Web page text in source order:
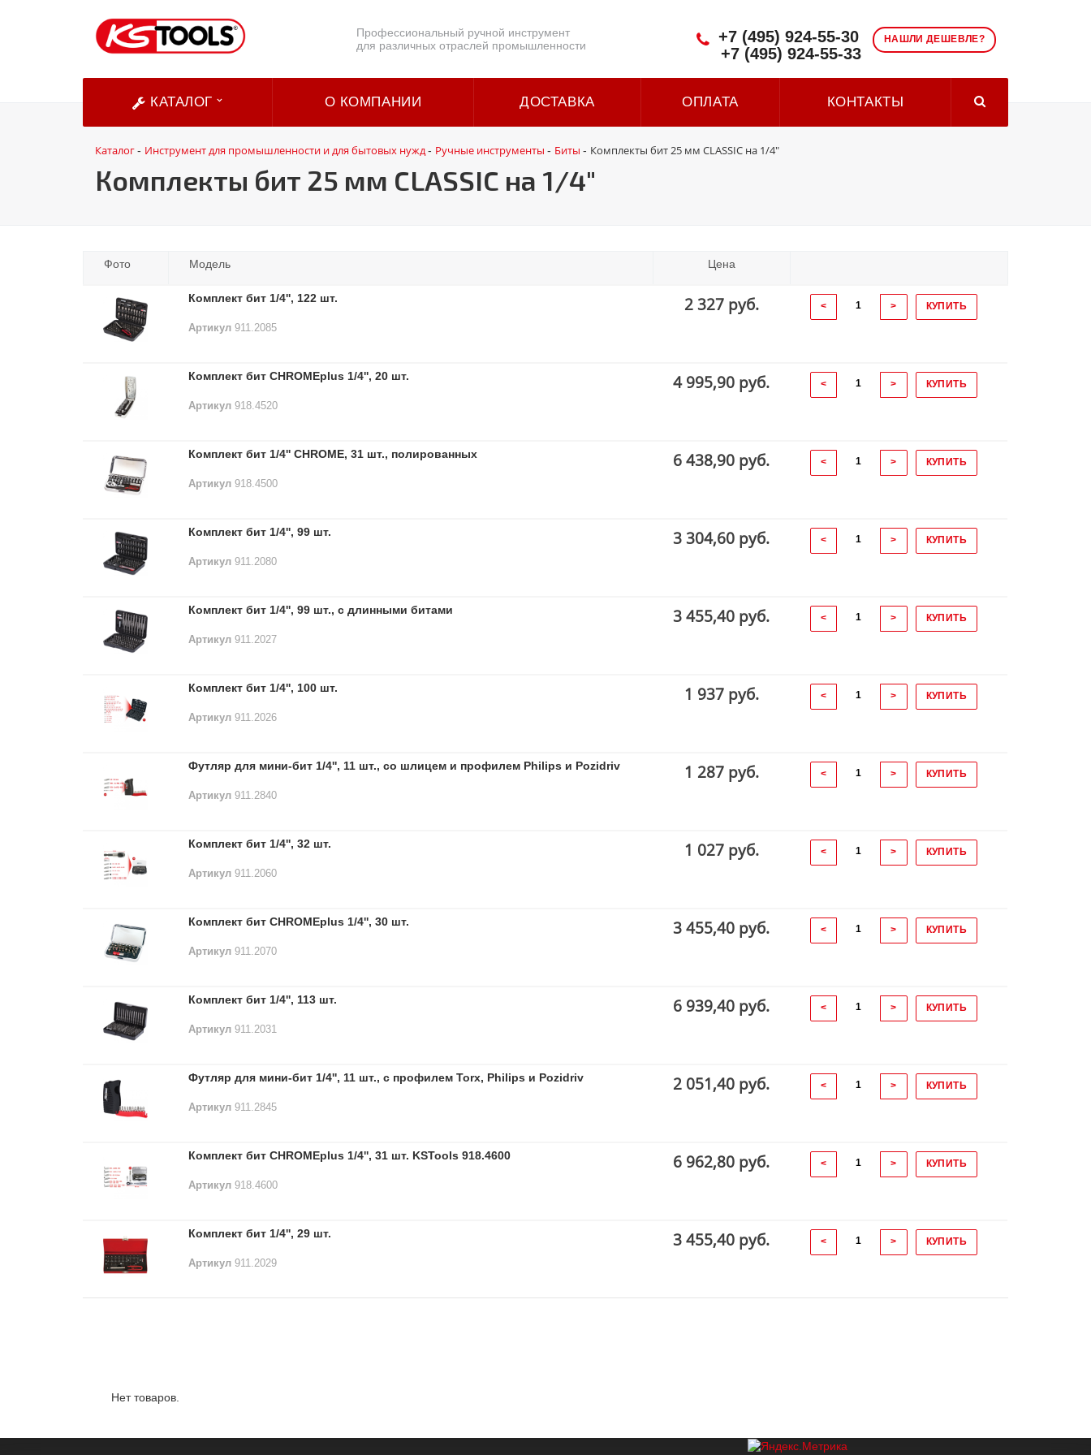
Профессиональный ручной инструмент
для различных отраслей промышленности
НАШЛИ ДЕШЕВЛЕ?
+7 (495) 924-55-30
+7 (495) 924-55-33
КАТАЛОГ О КОМПАНИИ ДОСТАВКА ОПЛАТА КОНТАКТЫ
Каталог- Инструмент для промышленности и для бытовых нужд- Ручные инструменты - Биты - Комплекты бит 25 мм CLASSIC на 1/4"
Комплекты бит 25 мм CLASSIC на 1/4"
Фото Модель Цена
Комплект бит 1/4'', 122 шт.
Артикул 911.2085
2 327 руб. < > КУПИТЬ
Комплект бит CHROMEplus 1/4'', 20 шт.
Артикул 918.4520
4 995,90 руб. < > КУПИТЬ
Комплект бит 1/4'' CHROME, 31 шт., полированных
Артикул 918.4500
6 438,90 руб. < > КУПИТЬ
Комплект бит 1/4'', 99 шт.
Артикул 911.2080
3 304,60 руб. < > КУПИТЬ
Комплект бит 1/4'', 99 шт., с длинными битами
Артикул 911.2027
3 455,40 руб. < > КУПИТЬ
Комплект бит 1/4'', 100 шт.
Артикул 911.2026
1 937 руб. < > КУПИТЬ
Футляр для мини-бит 1/4'', 11 шт., со шлицем и профилем Philips и Pozidriv
Артикул 911.2840
1 287 руб. < > КУПИТЬ
Комплект бит 1/4'', 32 шт.
Артикул 911.2060
1 027 руб. < > КУПИТЬ
Комплект бит CHROMEplus 1/4'', 30 шт.
Артикул 911.2070
3 455,40 руб. < > КУПИТЬ
Комплект бит 1/4'', 113 шт.
Артикул 911.2031
6 939,40 руб. < > КУПИТЬ
Футляр для мини-бит 1/4'', 11 шт., с профилем Torx, Philips и Pozidriv
Артикул 911.2845
2 051,40 руб. < > КУПИТЬ
Комплект бит CHROMEplus 1/4'', 31 шт. KSTools 918.4600
Артикул 918.4600
6 962,80 руб. < > КУПИТЬ
Комплект бит 1/4'', 29 шт.
Артикул 911.2029
3 455,40 руб. < > КУПИТЬ
Нет товаров.